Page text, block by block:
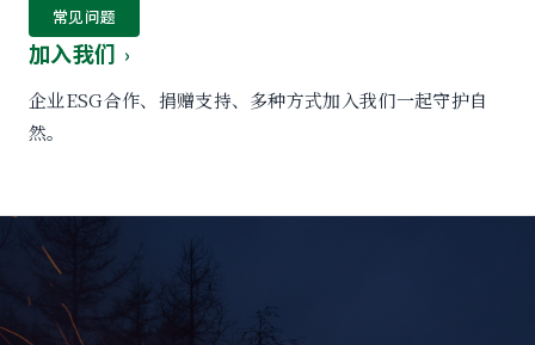
常见问题
加入我们 ›
企业ESG合作、捐赠支持、多种方式加入我们一起守护自
然。